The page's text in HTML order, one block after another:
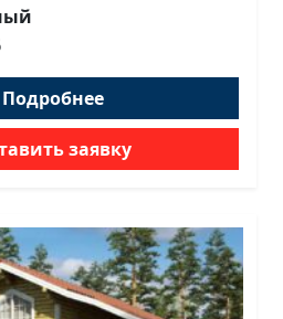
Подробнее
заявку